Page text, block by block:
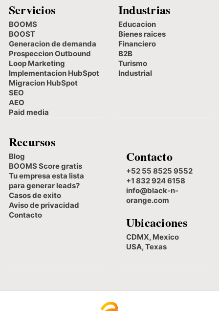
Servicios
BOOMS
BOOST
Generacion de demanda
Prospeccion Outbound
Loop Marketing
Implementacion HubSpot
Migracion HubSpot
SEO
AEO
Paid media
Industrias
Educacion
Bienes raices
Financiero
B2B
Turismo
Industrial
Recursos
Blog
BOOMS Score gratis
Tu empresa esta lista
para generar leads?
Casos de exito
Aviso de privacidad
Contacto
Contacto
+52 55 8525 9552
+1 832 924 6158
info@black-n-
orange.com
Ubicaciones
CDMX, Mexico
USA, Texas